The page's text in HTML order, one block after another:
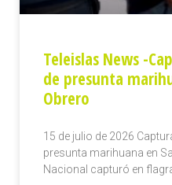
Teleislas News -
de presunta
Obrero
15 de julio de 2026
presunta marihuana en
Nacional capturó en